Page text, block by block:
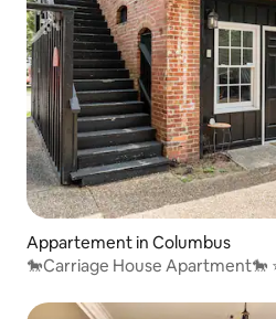
Appartement in Columbus
🐎Carriage House Apartment🐎